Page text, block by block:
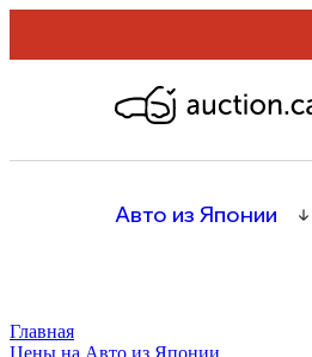
Авто из Японии
Главная
Цены на Авто из Японии